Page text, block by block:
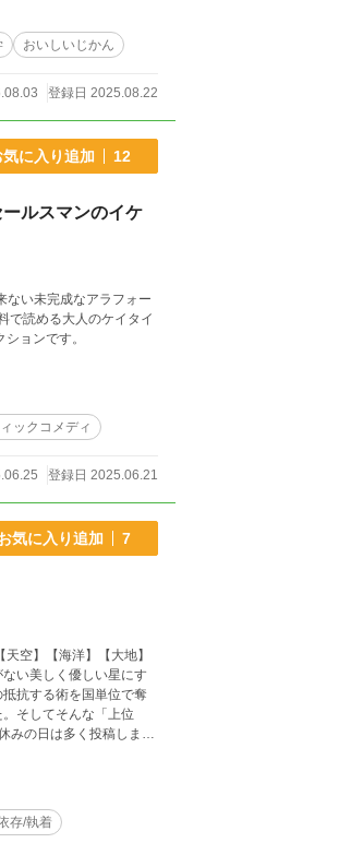
おいしいじかん
登録日 2025.08.22
気に入り追加 12
ルスマンのイケ
ない未完成なアラフォー
読める大人のケイタイ
ョンです。
ックコメディ
登録日 2025.06.21
気に入り追加 7
空】【海洋】【大地】
い美しく優しい星にす
抗する術を国単位で奪
そしてそんな「上位
存/執着